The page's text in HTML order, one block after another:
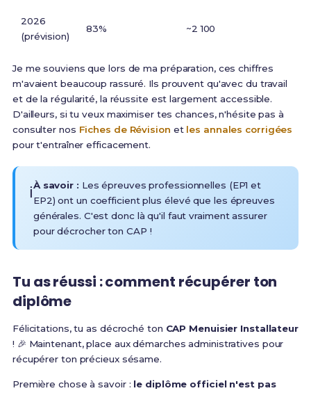
2026
(prévision)
83% ~2 100
Je me souviens que lors de ma préparation, ces chiffres
m'avaient beaucoup rassuré. Ils prouvent qu'avec du travail
et de la régularité, la réussite est largement accessible.
D'ailleurs, si tu veux maximiser tes chances, n'hésite pas à
consulter nos Fiches de Révision et les annales corrigées
pour t'entraîner efficacement.
ℹ️À savoir : Les épreuves professionnelles (EP1 et
EP2) ont un coefficient plus élevé que les épreuves
générales. C'est donc là qu'il faut vraiment assurer
pour décrocher ton CAP !
Tu as réussi : comment récupérer ton
diplôme
Félicitations, tu as décroché ton CAP Menuisier Installateur
! 🎉 Maintenant, place aux démarches administratives pour
récupérer ton précieux sésame.
Première chose à savoir : le diplôme officiel n'est pas